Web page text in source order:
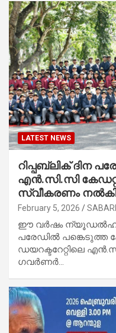
LATEST NEWS
റിപ്പബ്ലിക് ദിന
എൻ.സി.സി
സ്വീകരണം നൽകി
February 5, 2026
ഈ വർഷം
പരേഡിൽ പങ്കെടുത്ത
ഡയറക്ടറേറ്റിലെ
ഗവർണർ…